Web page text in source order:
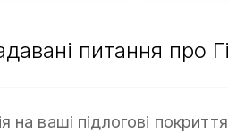
питання про
на ваші підлогові